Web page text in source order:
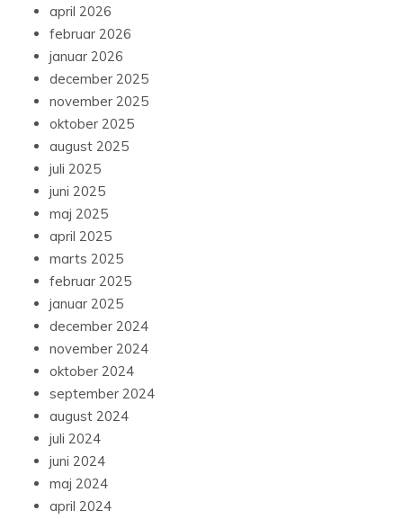
april 2026
februar 2026
januar 2026
december 2025
november 2025
oktober 2025
august 2025
juli 2025
juni 2025
maj 2025
april 2025
marts 2025
februar 2025
januar 2025
december 2024
november 2024
oktober 2024
september 2024
august 2024
juli 2024
juni 2024
maj 2024
april 2024